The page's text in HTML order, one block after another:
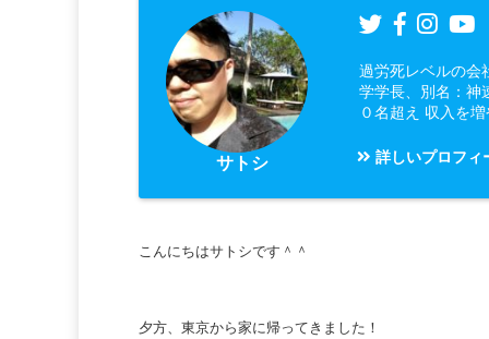
サトシ
過労死レベルの会
学学長、別名：神
０名超え 収入を
詳しいプロフィ
こんにちはサトシです＾＾
夕方、東京から家に帰ってきました！